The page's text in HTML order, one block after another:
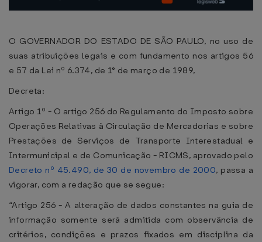
O GOVERNADOR DO ESTADO DE SÃO PAULO, no uso de
suas atribuições legais e com fundamento nos artigos 56
e 57 da Lei nº 6.374, de 1° de março de 1989,
Decreta:
Artigo 1º - O artigo 256 do Regulamento do Imposto sobre
Operações Relativas à Circulação de Mercadorias e sobre
Prestações de Serviços de Transporte Interestadual e
Intermunicipal e de Comunicação - RICMS, aprovado pelo
Decreto nº 45.490, de 30 de novembro de 2000, passa a
vigorar, com a redação que se segue:
“Artigo 256 - A alteração de dados constantes na guia de
informação somente será admitida com observância de
critérios, condições e prazos fixados em disciplina da